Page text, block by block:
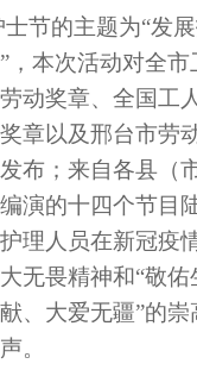
节的主题为“发
，本次活动对全
动奖章、全国工
章以及邢台市劳
布；来自各县（
演的十四个节目
理人员在新冠疫
无畏精神和“敬
、大爱无疆”的崇
。